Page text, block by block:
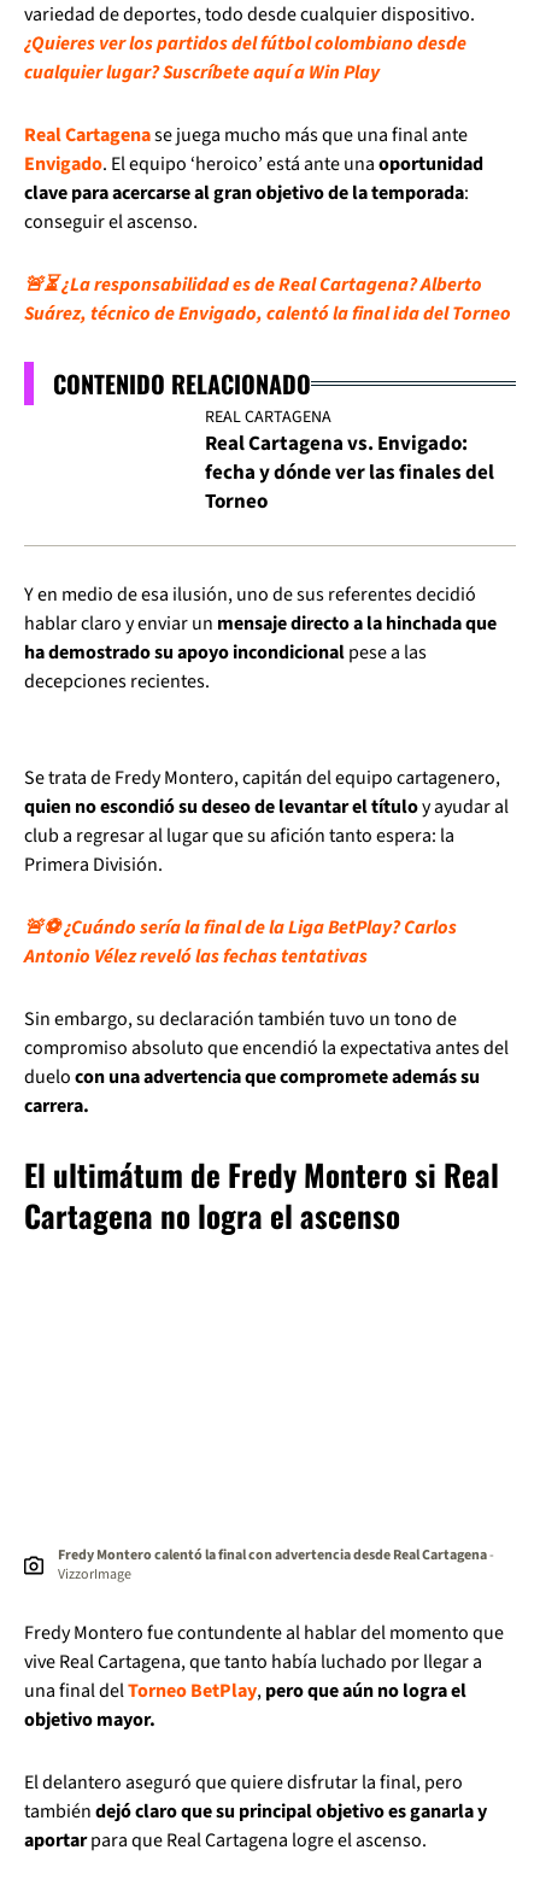
variedad de deportes, todo desde cualquier dispositivo.
¿Quieres ver los partidos del fútbol colombiano desde
cualquier lugar? Suscríbete aquí a Win Play
Real Cartagenase juega mucho más que una final ante
Envigado. El equipo ‘heroico’ está ante unaoportunidad
clave para acercarse al gran objetivo de la temporada:
conseguir el ascenso.
🚨⏳ ¿La responsabilidad es de Real Cartagena? Alberto
Suárez, técnico de Envigado, calentó la final ida del Torneo
CONTENIDO RELACIONADO
REAL CARTAGENA
Real Cartagena vs. Envigado:
fecha y dónde ver las finales del
Torneo
Y en medio de esa ilusión, uno de sus referentes decidió
hablar claro y enviar un mensaje directo a la hinchada que
ha demostrado su apoyo incondicionalpese a las
decepciones recientes.
Se trata de Fredy Montero, capitán del equipo cartagenero,
quien no escondió su deseo de levantar el títuloy ayudar al
club a regresar al lugar que su afición tanto espera: la
Primera División.
🚨⚽ ¿Cuándo sería la final de la Liga BetPlay? Carlos
Antonio Vélez reveló las fechas tentativas
Sin embargo, su declaración también tuvo un tono de
compromiso absoluto que encendió la expectativa antes del
duelocon una advertencia que compromete además su
carrera.
El ultimátum de Fredy Montero si Real
Cartagena no logra el ascenso
Fredy Montero calentó la final con advertencia desde Real Cartagena-
VizzorImage
Fredy Montero fue contundente al hablar del momento que
vive Real Cartagena, que tanto había luchado por llegar a
una final delTorneo BetPlay,pero que aún no logra el
objetivo mayor.
El delantero aseguró que quiere disfrutar la final, pero
tambiéndejó claro que su principal objetivo es ganarla y
aportarpara que Real Cartagena logre el ascenso.